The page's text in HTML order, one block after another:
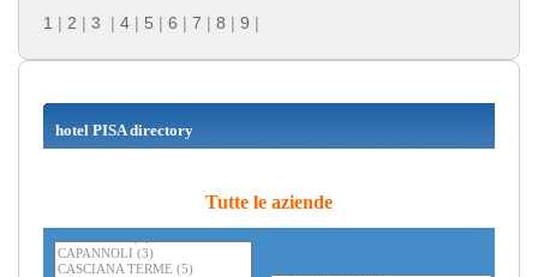
1 | 2 | 3 | 4 | 5 | 6 | 7 | 8 | 9 |
hotel PISA directory
Tutte le aziende